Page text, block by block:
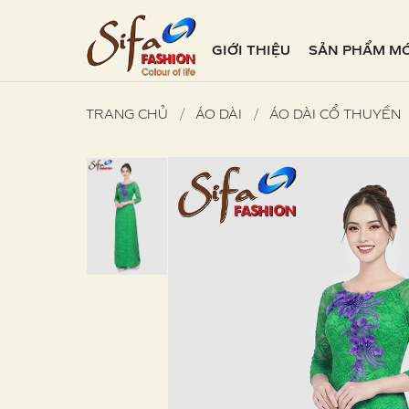
GIỚI THIỆU SẢN PHẨM
TRANG CHỦ ÁO DÀI ÁO DÀI CỔ THUYỀN